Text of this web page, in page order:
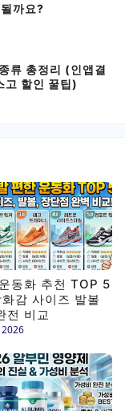
까요?
류 총정리 (인앱결
고 할인 꿀팁)
동화 추천 TOP 5
감 사이즈 발볼
전 비교